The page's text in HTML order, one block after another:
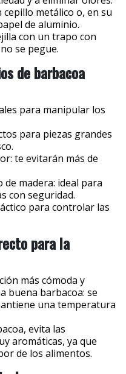
metálico o, en su
de aluminio.
con un trapo con
se pegue.
de barbacoa
para manipular los
para piezas grandes
te evitarán más de
madera: ideal para
con seguridad.
para controlar las
para la
más cómoda y
buena barbacoa: se
una temperatura
evita las
aromáticas, ya que
de los alimentos.